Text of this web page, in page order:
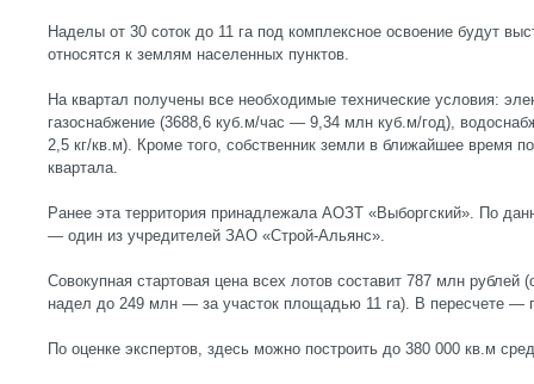
Наделы от 30 соток до 11 га под комплексное освоение будут
относятся к землям населенных пунктов.
На квартал получены все необходимые технические условия:
газоснабжение (3688,6 куб.м/час — 9,34 млн куб.м/год),
2,5 кг/кв.м). Кроме того, собственник земли в ближайшее время
квартала.
Ранее эта территория принадлежала АОЗТ «Выборгский». По
— один из учредителей ЗАО «Строй-Альянс».
Совокупная стартовая цена всех лотов составит 787 млн
надел до 249 млн — за участок площадью 11 га). В пересчете —
По оценке экспертов, здесь можно построить до 380 000 кв.м